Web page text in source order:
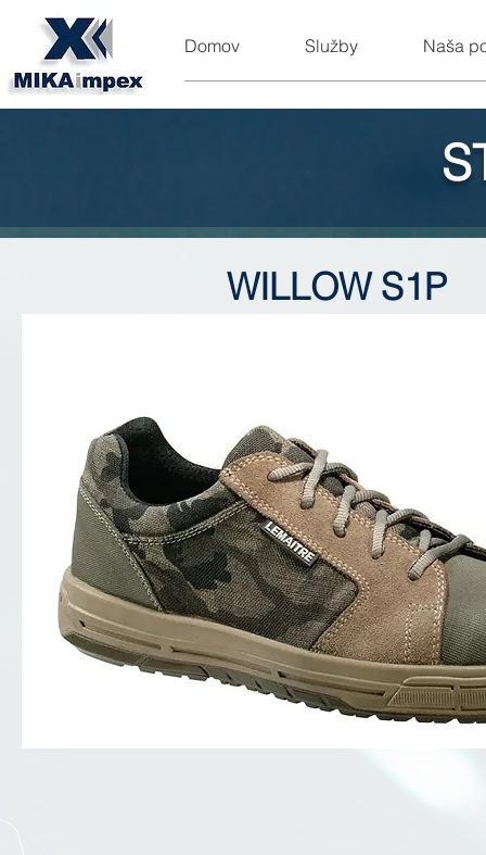
Domov Služby Naša
WILLOW S1P